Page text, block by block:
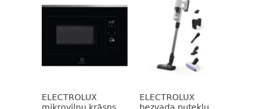
ELECTROLUX
ELECTROLUX